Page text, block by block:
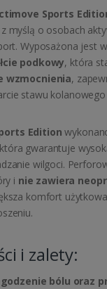
Sports
myślą o osobach
Wyposażona jest w
podkowy, która
wzmocnienia,
stawu
Edition
gwarantuje
wilgoci.
i nie zawiera
komfort
i zalety:
bólu oraz